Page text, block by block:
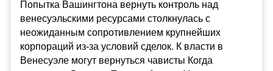
Попытка Вашингтона вернуть контроль над
венесуэльскими ресурсами столкнулась с
неожиданным сопротивлением крупнейших
корпораций из-за условий сделок. К власти в
Венесуэле могут вернуться чависты Когда